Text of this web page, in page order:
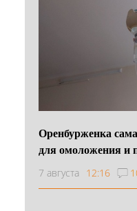
Оренбурженка
для омоложения и
7 августа 12:16